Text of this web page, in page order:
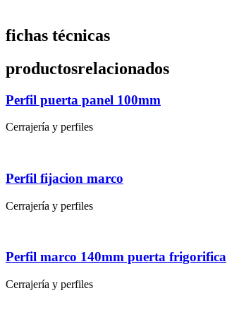
fichas técnicas
productosrelacionados
Perfil puerta panel 100mm
Cerrajería y perfiles
Perfil fijacion marco
Cerrajería y perfiles
Perfil marco 140mm puerta frigorifica
Cerrajería y perfiles